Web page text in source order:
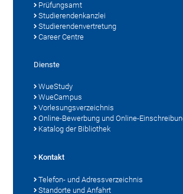
Prüfungsamt
Studierendenkanzlei
Studierendenvertretung
Career Centre
Dienste
WueStudy
WueCampus
Vorlesungsverzeichnis
Online-Bewerbung und Online-
Katalog der Bibliothek
Kontakt
Telefon- und Adressverzeichnis
Standorte und Anfahrt